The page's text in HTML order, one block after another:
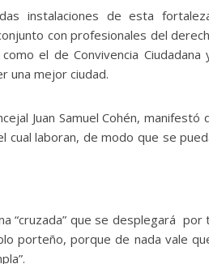
instalaciones de esta
con profesionales del
el de Convivencia
una mejor ciudad.
Juan Samuel Cohén,
laboran, de modo que se
“cruzada” que se desplegará por
porteño, porque de nada vale